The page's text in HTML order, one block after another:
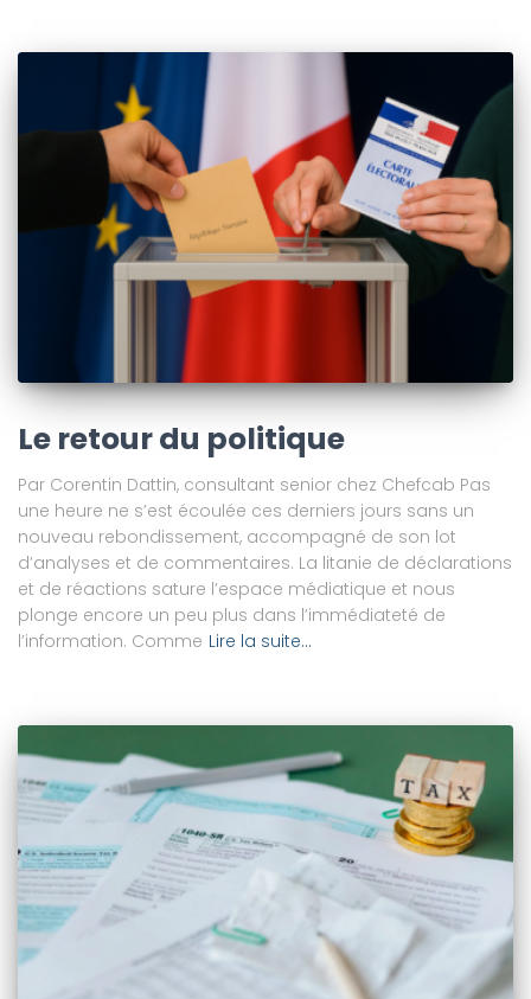
Le retour du politique
Par Corentin Dattin, consultant senior chez Chefcab Pas
une heure ne s’est écoulée ces derniers jours sans un
nouveau rebondissement, accompagné de son lot
d’analyses et de commentaires. La litanie de déclarations
et de réactions sature l’espace médiatique et nous
plonge encore un peu plus dans l’immédiateté de
l’information. Comme Lire la suite…